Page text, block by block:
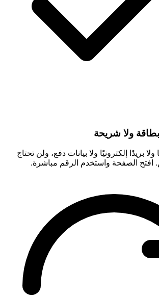
ولا شريحة
بريدًا إلكترونيًا ولا بيانات دفع، ولن تحتاج
افتح الصفحة واستخدم الرقم مباشرة.